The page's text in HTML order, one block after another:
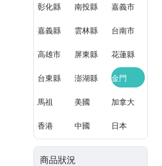
彰化縣 南投縣 嘉義市
嘉義縣 雲林縣 台南市
高雄市 屏東縣 花蓮縣
台東縣 澎湖縣 金門
馬祖 美國 加拿大
香港 中國 日本
商品狀況